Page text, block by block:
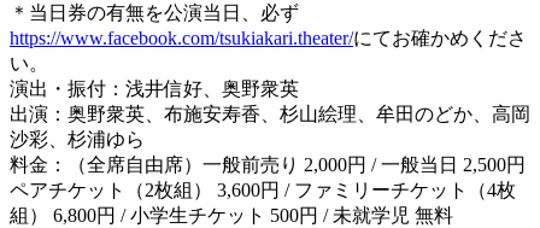
＊当日券の有無を公演当日、必ず
https://www.facebook.com/tsukiakari.theater/にてお確かめくださ
い。
演出・振付：浅井信好、奥野衆英
出演：奥野衆英、布施安寿香、杉山絵理、牟田のどか、高岡
沙彩、杉浦ゆら
料金：（全席自由席）一般前売り 2,000円 / 一般当日 2,500円
ペアチケット（2枚組） 3,600円 / ファミリーチケット（4枚
組） 6,800円 / 小学生チケット 500円 / 未就学児 無料